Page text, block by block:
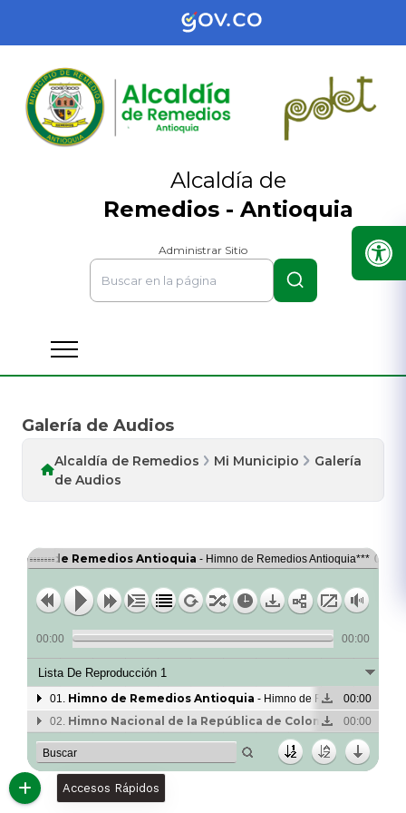
Alcaldía de
Remedios - Antioquia
Administrar Sitio
Galería de Audios
Alcaldía de Remedios Mi Municipio
Galería
de Audios
Himno de Remedios Antioquia- Himno de Remedios Antioquia*** 01.
00:00 00:00
01. Himno de Remedios Antioquia - Himno de Remedios
00:00
02. Himno Nacional de la República de Colombia - Himno
00:00
Lista De Reproducción 1
Accesos Rápidos